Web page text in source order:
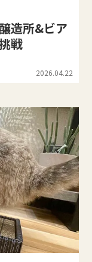
造所&ビア
戦
2026.04.22